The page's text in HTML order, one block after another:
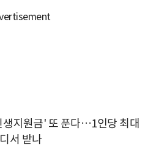
생지원금' 또 푼다…1인당 최대
서 받나